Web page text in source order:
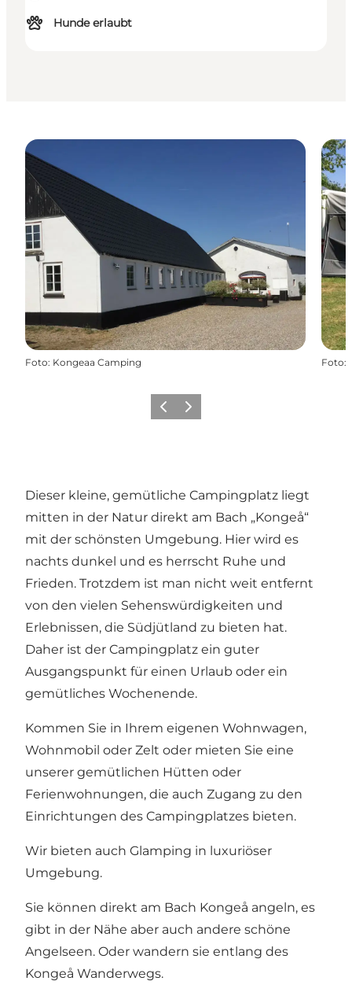
Hunde erlaubt
Foto: Kongeaa Camping Foto:
ZurückWeiter
Dieser kleine, gemütliche Campingplatz liegt
mitten in der Natur direkt am Bach „Kongeå“
mit der schönsten Umgebung. Hier wird es
nachts dunkel und es herrscht Ruhe und
Frieden. Trotzdem ist man nicht weit entfernt
von den vielen Sehenswürdigkeiten und
Erlebnissen, die Südjütland zu bieten hat.
Daher ist der Campingplatz ein guter
Ausgangspunkt für einen Urlaub oder ein
gemütliches Wochenende.
Kommen Sie in Ihrem eigenen Wohnwagen,
Wohnmobil oder Zelt oder mieten Sie eine
unserer gemütlichen Hütten oder
Ferienwohnungen, die auch Zugang zu den
Einrichtungen des Campingplatzes bieten.
Wir bieten auch Glamping in luxuriöser
Umgebung.
Sie können direkt am Bach Kongeå angeln, es
gibt in der Nähe aber auch andere schöne
Angelseen. Oder wandern sie entlang des
Kongeå Wanderwegs.